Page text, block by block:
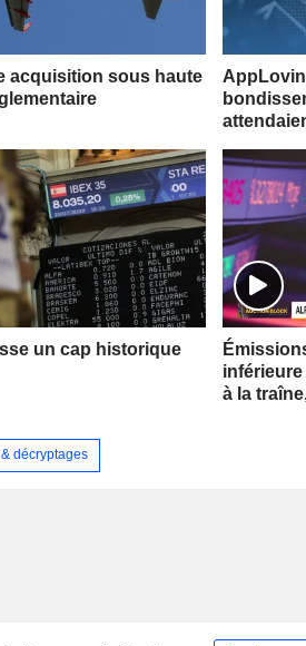
acquisition sous haute
un cap historique
à la
décryptages